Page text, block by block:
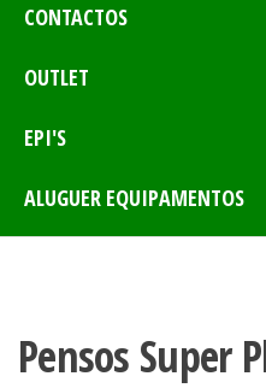
CONTACTOS
OUTLET
EPI'S
ALUGUER EQUIPAMENTOS
Pensos Super